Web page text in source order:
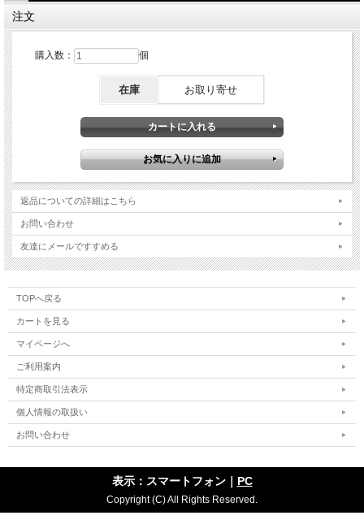
注文
購入数： 個
在庫 お取り寄せ
返品についての詳細はこちら
お問い合わせ
友達にメールですすめる
TOPへ戻る
カートを見る
マイページへ
ご利用案内
特定商取引法表示
個人情報の取扱い
お問い合わせ
表示：スマートフォン｜ PC
Copyright (C) All Rights Reserved.